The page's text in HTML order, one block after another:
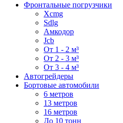
Фронтальные погрузчики
Xcmg
Sdlg
Амкодор
Jcb
От 1 - 2 м³
От 2 - 3 м³
От 3 - 4 м³
Автогрейдеры
Бортовые автомобили
6 метров
13 метров
16 метров
До 10 тонн